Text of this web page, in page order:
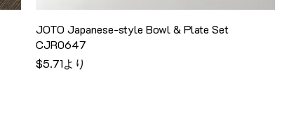
JOTO Japanese-style Bowl & Plate Set
CJR0647
$5.71より
セール価格